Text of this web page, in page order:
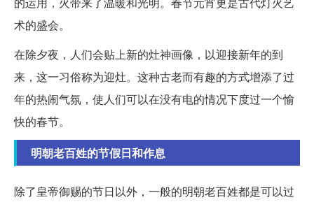
术的盛会。
在除夕夜，人们会贴上新的灶神画像，以迎接新年的到
来，这一习俗称为迎灶。这种古老而有趣的方式增添了过
年的热闹气氛，使人们可以在没有电的情况下度过一个愉
快的春节。
明朝老百姓的节假日和作息
除了皇帝御赐的节日以外，一般的明朝老百姓都是可以过